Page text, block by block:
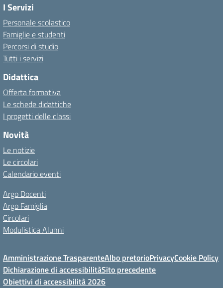
I Servizi
Personale scolastico
Famiglie e studenti
Percorsi di studio
Tutti i servizi
Didattica
Offerta formativa
Le schede didattiche
I progetti delle classi
Novità
Le notizie
Le circolari
Calendario eventi
Argo Docenti
Argo Famiglia
Circolari
Modulistica Alunni
Amministrazione TrasparenteAlbo pretorioPrivacyCookie Policy
Dichiarazione di accessibilitàSito precedente
Obiettivi di accessibilità 2026